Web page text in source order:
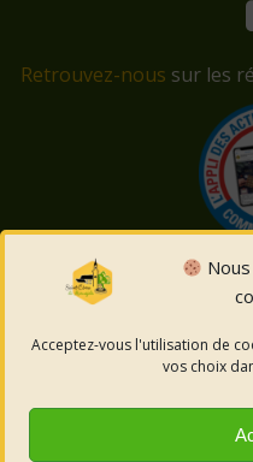
Acceptez-vous l'utilisation de
vos choix
Retrouvez-nous sur les
© 2026 Saint-Côme-et-